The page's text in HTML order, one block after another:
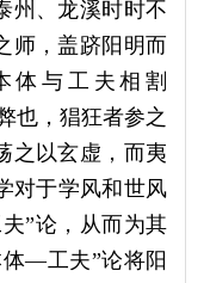
州、龙溪时时不
师，盖跻阳明而
体与工夫相割
也，猖狂者参之
之以玄虚，而夷
对于学风和世风
”论，从而为其
—工夫”论将阳